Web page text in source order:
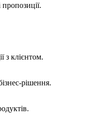
з клієнтом.
рішення.